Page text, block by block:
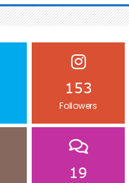
153
Followers
19